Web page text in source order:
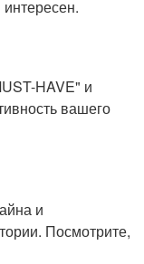
HAVE" и
вашего
и
Посмотрите,